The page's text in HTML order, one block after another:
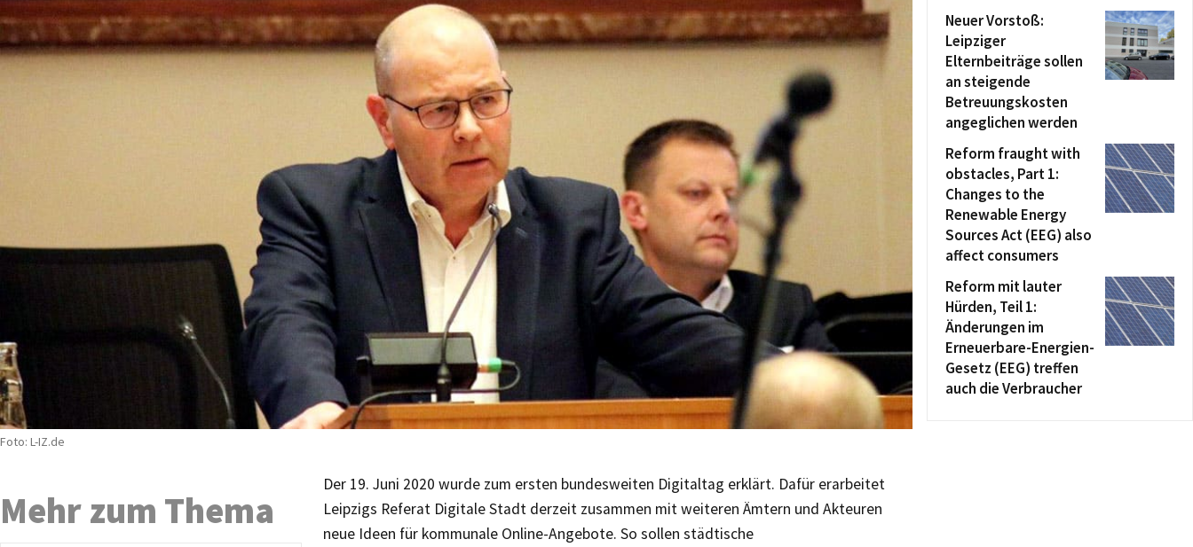
Foto: L-IZ.de
Der 19. Juni 2020 wurde zum ersten bundesweiten Digitaltag erklärt. Dafür erarbeitet
Leipzigs Referat Digitale Stadt derzeit zusammen mit weiteren Ämtern und Akteuren
neue Ideen für kommunale Online-Angebote. So sollen städtische
Mehr zum Thema
Neuer Vorstoß:
Leipziger
Elternbeiträge sollen
an steigende
Betreuungskosten
angeglichen werden
Reform fraught with
obstacles, Part 1:
Changes to the
Renewable Energy
Sources Act (EEG) also
affect consumers
Reform mit lauter
Hürden, Teil 1:
Änderungen im
Erneuerbare-Energien-
Gesetz (EEG) treffen
auch die Verbraucher